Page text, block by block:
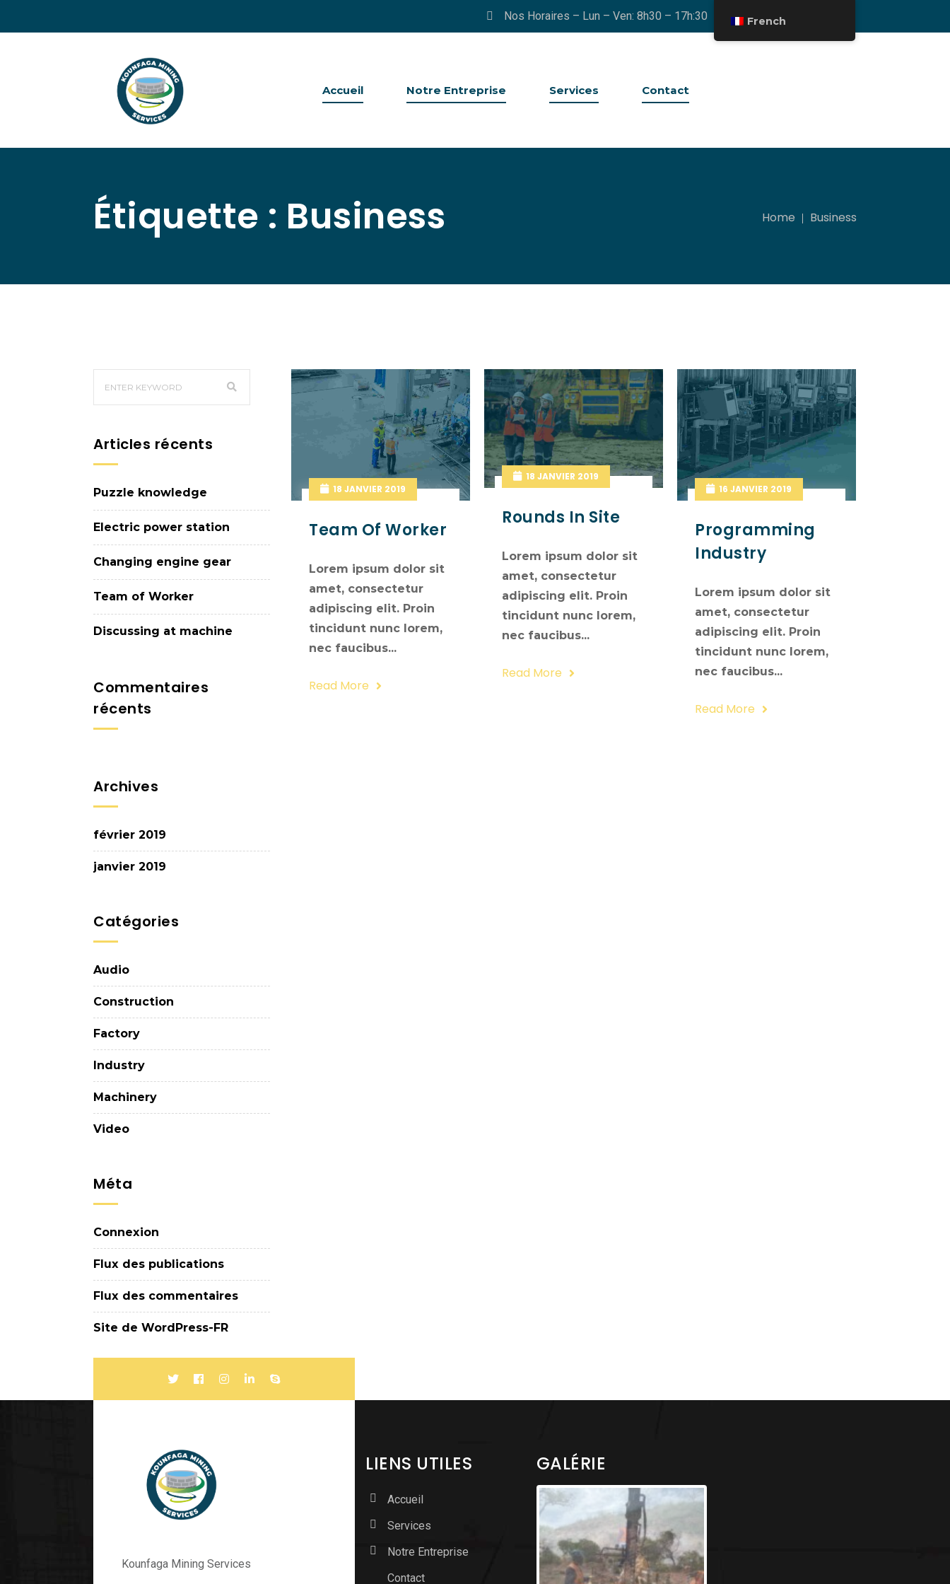
Nos Horaires – Lun – Ven: 8h30 – 17h:30
Accueil Notre Entreprise Services Contact
Étiquette : Business Home Business
Articles récents
Puzzle knowledge
Electric power station
Changing engine gear
Team of Worker
Discussing at machine
Commentaires
récents
Archives
février 2019
janvier 2019
Catégories
Audio
Construction
Factory
Industry
Machinery
Video
Méta
Connexion
Flux des publications
Flux des commentaires
Site de WordPress-FR
18 JANVIER 2019
Team Of Worker
Lorem ipsum dolor sit
amet, consectetur
adipiscing elit. Proin
tincidunt nunc lorem,
nec faucibus...
Read More
18 JANVIER 2019
Rounds In Site
Lorem ipsum dolor sit
amet, consectetur
adipiscing elit. Proin
tincidunt nunc lorem,
nec faucibus...
Read More
16 JANVIER 2019
Programming
Industry
Lorem ipsum dolor sit
amet, consectetur
adipiscing elit. Proin
tincidunt nunc lorem,
nec faucibus...
Read More
Kounfaga Mining Services
LIENS UTILES
Accueil
Services
Notre Entreprise
Contact
GALÉRIE
French